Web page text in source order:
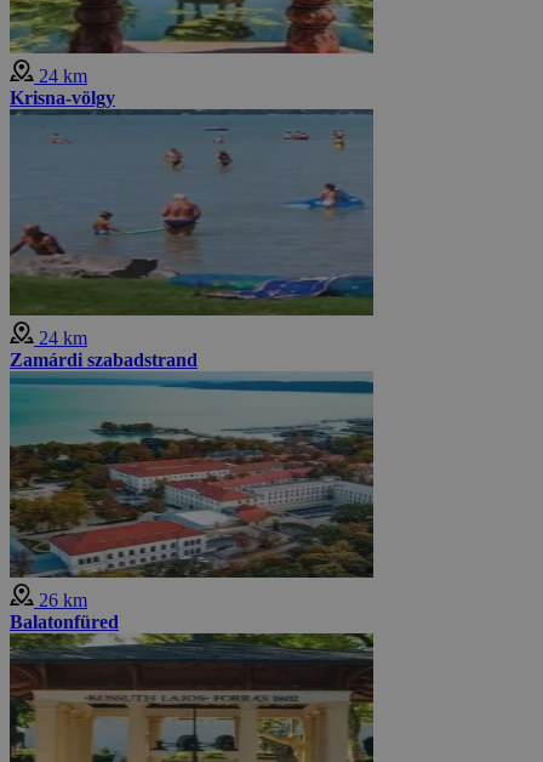
24 km
Krisna-völgy
24 km
Zamárdi szabadstrand
26 km
Balatonfüred